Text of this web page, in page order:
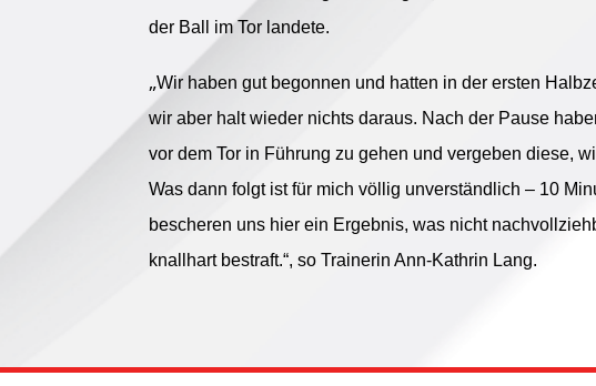
der Ball im Tor landete.
„Wir haben gut begonnen und hatten in der ersten
wir aber halt wieder nichts daraus. Nach der Pause
vor dem Tor in Führung zu gehen und vergeben diese,
Was dann folgt ist für mich völlig unverständlich – 10
bescheren uns hier ein Ergebnis, was nicht
knallhart bestraft.“, so Trainerin Ann-Kathrin Lang.